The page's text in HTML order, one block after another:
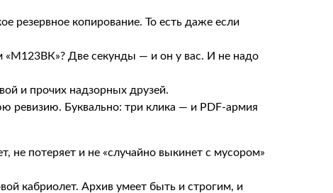
резервное копирование. То есть даже если
«М123ВК»? Две секунды — и он у вас. И не надо
и прочих надзорных друзей.
ревизию. Буквально: три клика — и PDF-армия
не потеряет и не «случайно выкинет с мусором»
кабриолет. Архив умеет быть и строгим, и